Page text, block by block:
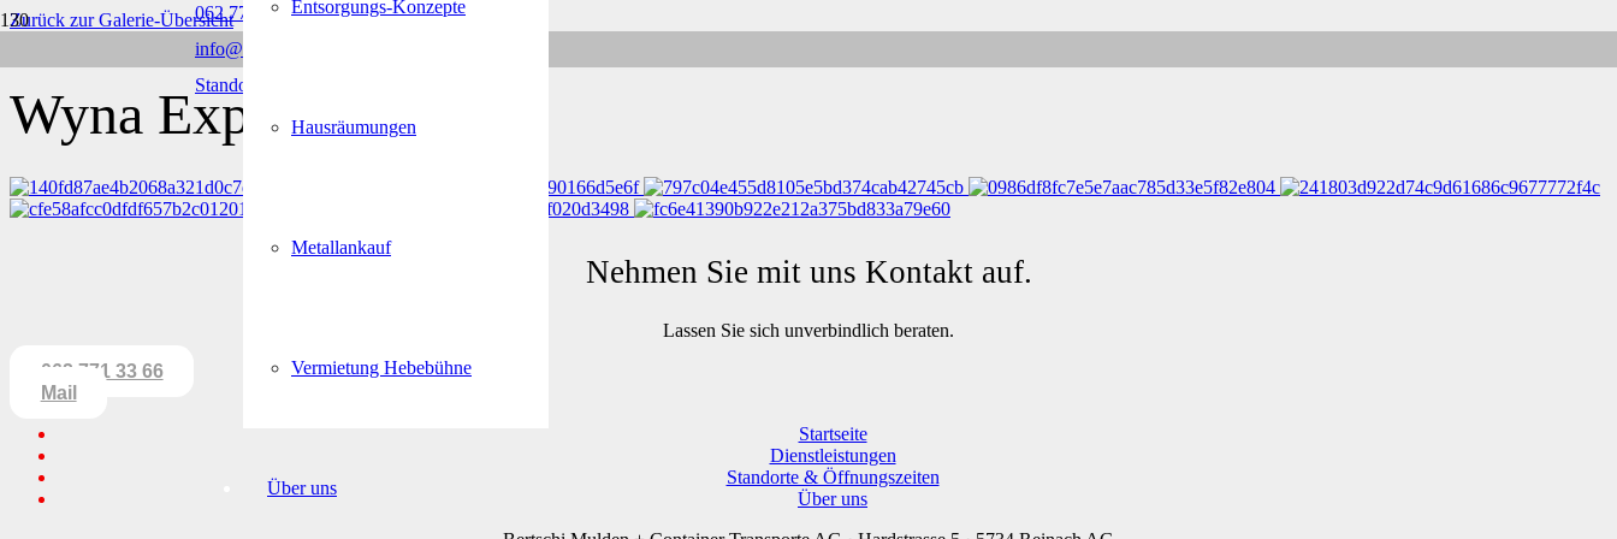
062 771 33 66
info@bertschimulden.ch
Standorte & Öffnungszeiten
Entsorgungs-Konzepte
Haus­räumungen
Metall­ankauf
Vermietung Hebebühne
Über uns
Zurück zur Galerie-Übersicht
Wyna Expo
Nehmen Sie mit uns Kontakt auf.
Lassen Sie sich unverbindlich beraten.
062 771 33 66
Mail
Startseite
Dienst­leistungen
Standorte & Öffnungs­zeiten
Über uns